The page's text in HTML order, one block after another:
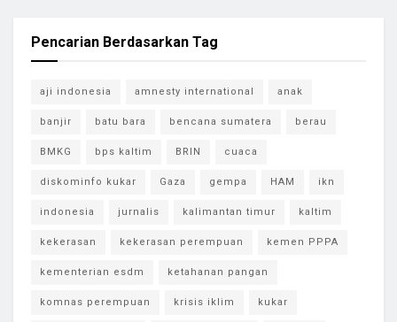
Pencarian Berdasarkan Tag
aji indonesia amnesty international anak
banjir batu bara bencana sumatera berau
BMKG bps kaltim BRIN cuaca
diskominfo kukar Gaza gempa HAM ikn
indonesia jurnalis kalimantan timur kaltim
kekerasan kekerasan perempuan kemen PPPA
kementerian esdm ketahanan pangan
komnas perempuan krisis iklim kukar